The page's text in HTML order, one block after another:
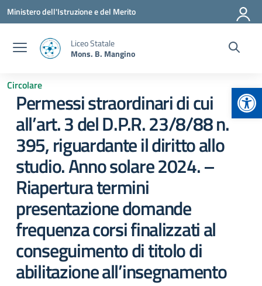
Vai ai contenuti
Vai al menu di navigazione
Vai al footer
Ministero dell'Istruzione e del Merito
Liceo Statale
Mons. B. Mangino
Circolare
Permessi straordinari di cui
all’art. 3 del D.P.R. 23/8/88 n.
395, riguardante il diritto allo
studio. Anno solare 2024. –
Riapertura termini
presentazione domande
frequenza corsi finalizzati al
conseguimento di titolo di
abilitazione all’insegnamento